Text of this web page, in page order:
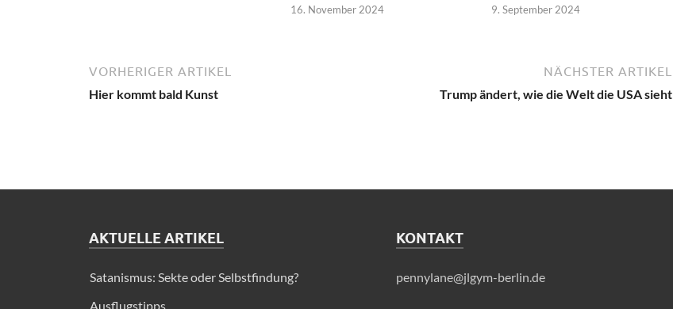
16. November 2024 9. September 2024
VORHERIGER ARTIKEL
Hier kommt bald Kunst
NÄCHSTER ARTIKEL
Trump ändert, wie die Welt die USA sieht
AKTUELLE ARTIKEL
Satanismus: Sekte oder Selbstfindung?
Ausflugstipps
KONTAKT
pennylane@jlgym-berlin.de